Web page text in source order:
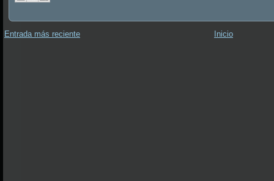
Entrada más reciente Inicio